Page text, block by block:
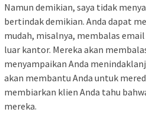
Namun demikian, saya tidak
bertindak demikian. Anda dapat
mudah, misalnya, membalas
luar kantor. Mereka akan
menyampaikan Anda
akan membantu Anda untuk
membiarkan klien Anda tahu
mereka.